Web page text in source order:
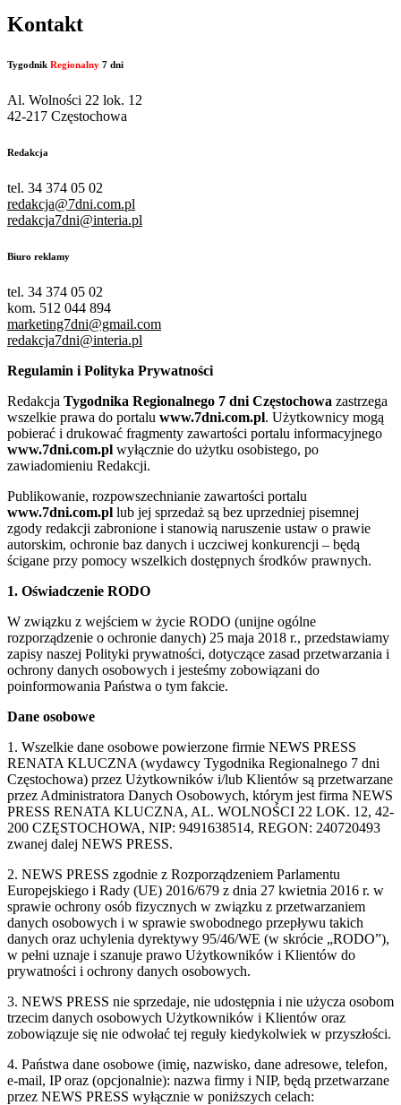
Kontakt
Tygodnik Regionalny 7 dni
Al. Wolności 22 lok. 12
42-217 Częstochowa
Redakcja
tel. 34 374 05 02
redakcja@7dni.com.pl
redakcja7dni@interia.pl
Biuro reklamy
tel. 34 374 05 02
kom. 512 044 894
marketing7dni@gmail.com
redakcja7dni@interia.pl
Regulamin i Polityka Prywatności
Redakcja Tygodnika Regionalnego 7 dni Częstochowa zastrzega
wszelkie prawa do portalu www.7dni.com.pl. Użytkownicy mogą
pobierać i drukować fragmenty zawartości portalu informacyjnego
www.7dni.com.pl wyłącznie do użytku osobistego, po
zawiadomieniu Redakcji.
Publikowanie, rozpowszechnianie zawartości portalu
www.7dni.com.pl lub jej sprzedaż są bez uprzedniej pisemnej
zgody redakcji zabronione i stanowią naruszenie ustaw o prawie
autorskim, ochronie baz danych i uczciwej konkurencji – będą
ścigane przy pomocy wszelkich dostępnych środków prawnych.
1. Oświadczenie RODO
W związku z wejściem w życie RODO (unijne ogólne
rozporządzenie o ochronie danych) 25 maja 2018 r., przedstawiamy
zapisy naszej Polityki prywatności, dotyczące zasad przetwarzania i
ochrony danych osobowych i jesteśmy zobowiązani do
poinformowania Państwa o tym fakcie.
Dane osobowe
1. Wszelkie dane osobowe powierzone firmie NEWS PRESS
RENATA KLUCZNA (wydawcy Tygodnika Regionalnego 7 dni
Częstochowa) przez Użytkowników i/lub Klientów są przetwarzane
przez Administratora Danych Osobowych, którym jest firma NEWS
PRESS RENATA KLUCZNA, AL. WOLNOŚCI 22 LOK. 12, 42-
200 CZĘSTOCHOWA, NIP: 9491638514, REGON: 240720493
zwanej dalej NEWS PRESS.
2. NEWS PRESS zgodnie z Rozporządzeniem Parlamentu
Europejskiego i Rady (UE) 2016/679 z dnia 27 kwietnia 2016 r. w
sprawie ochrony osób fizycznych w związku z przetwarzaniem
danych osobowych i w sprawie swobodnego przepływu takich
danych oraz uchylenia dyrektywy 95/46/WE (w skrócie „RODO”),
w pełni uznaje i szanuje prawo Użytkowników i Klientów do
prywatności i ochrony danych osobowych.
3. NEWS PRESS nie sprzedaje, nie udostępnia i nie użycza osobom
trzecim danych osobowych Użytkowników i Klientów oraz
zobowiązuje się nie odwołać tej reguły kiedykolwiek w przyszłości.
4. Państwa dane osobowe (imię, nazwisko, dane adresowe, telefon,
e-mail, IP oraz (opcjonalnie): nazwa firmy i NIP, będą przetwarzane
przez NEWS PRESS wyłącznie w poniższych celach: